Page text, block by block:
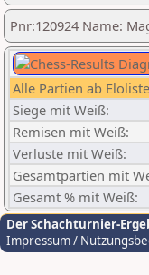
Pnr:120924 Name:
Alle Partien ab
Siege mit Weiß:
Remisen mit Weiß:
Verluste mit Weiß:
Gesamtpartien mit
Gesamt % mit Weiß:
Der Schachturnier-
Impressum /